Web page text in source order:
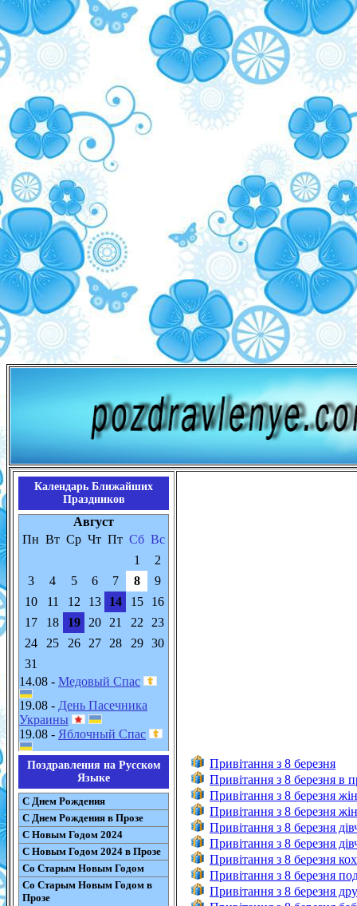
Календарь Ближайших
Праздников
Август
Пн Вт Ср Чт Пт Сб Вс
1
2
3
4 5 6 7 8
9
10
11 12 13 14 15
16
17
18 19 20 21 22
23
24
25 26 27 28 29
30
31
14.08 - Медовый Спас
19.08 - День Пасечника
Украины
19.08 - Яблочный Спас
Поздравления на Русском
Языке
С Днем Рождения
С Днем Рождения в Прозе
С Новым Годом 2024
С Новым Годом 2024 в Прозе
Со Старым Новым Годом
Со Старым Новым Годом в
Прозе
Привітання з 8 березня
Привітання з 8 березня в
Привітання з 8 березня
Привітання з 8 березня
Привітання з 8 березня
Привітання з 8 березня
Привітання з 8 березня
Привітання з 8 березня
Привітання з 8 березня